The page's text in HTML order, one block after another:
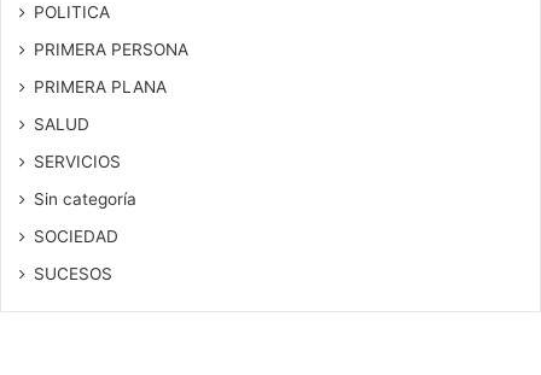
POLITICA
PRIMERA PERSONA
PRIMERA PLANA
SALUD
SERVICIOS
Sin categoría
SOCIEDAD
SUCESOS